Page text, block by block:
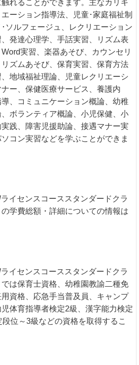
れることができます。主なカリキ
ーション指導法、児童･家庭福祉制
ソルフェージュ、レクリエーション
発達心理学、手話実習、リズム表
実習、楽器あそび、カウンセリ
ズムあそび、保育実習、保育方法
地域福祉理論、児童レクリエーシ
ー、保健医療サービス、養護内
、コミュニケーション概論、幼稚
ボランティア概論、小児保健、小
践、障害児援助論、接遇マナー実
コン実習などを学ぶことができま
イセンスコーススタンダードクラ
学費総額・詳細についての情報は
イセンスコーススタンダードクラ
は保育士資格、幼稚園教諭二種免
資格、応急手当普及員、キャンプ
体育指導者検定2級、漢字能力検定
位～3級などの資格を取得するこ